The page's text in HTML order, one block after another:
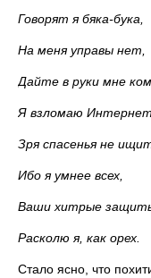
Говорят я бяка-бука,
На меня управы нет,
Дайте в руки мне
Я взломаю Интернет.
Зря спасенья не
Ибо я умнее всех,
Ваши хитрые
Расколю я, как орех.
Стало ясно, что